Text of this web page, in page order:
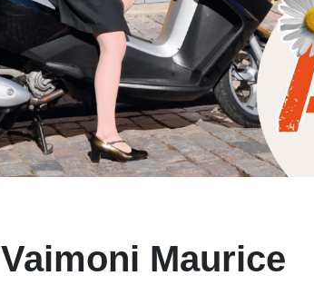
Vaimoni Maurice